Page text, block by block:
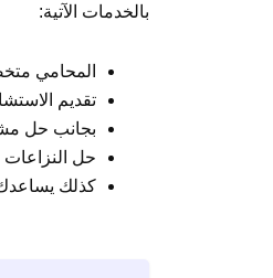
بالخدمات الآتية:
المحامي
تقديم
بجانب حل
حل
كذلك يساعدك